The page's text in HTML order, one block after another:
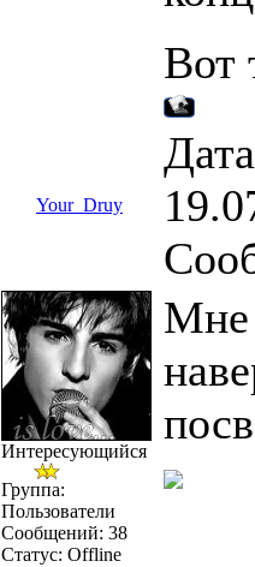
Вот
Your_Druy
Интересующийся
Группа:
Пользователи
Сообщений: 38
Статус: Offline
Мне